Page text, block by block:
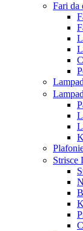
Fari da
Strisce